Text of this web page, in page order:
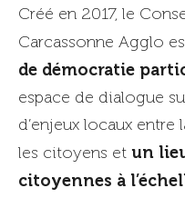
Créé en 2017, le
Carcassonne Agglo
de démocratie
espace de dialogue
d’enjeux locaux
les citoyens et un
citoyennes à